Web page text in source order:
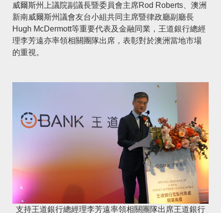
威爾斯州上議院副議長暨委員會主席Rod Roberts、澳洲
新南威爾斯州議會友台小組共同主席暨律政廳副廳長
Hugh McDermott等重要代表及金融同業，王道銀行總經
理李芳遠亦率領相關團隊出席，表彰對於澳洲當地市場
的重視。
支持王道銀行總經理李芳遠率領相關團隊出席王道銀行